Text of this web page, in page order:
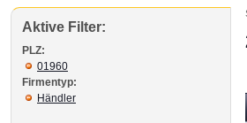
Aktive Filter:
PLZ:
01960
Firmentyp:
Händler